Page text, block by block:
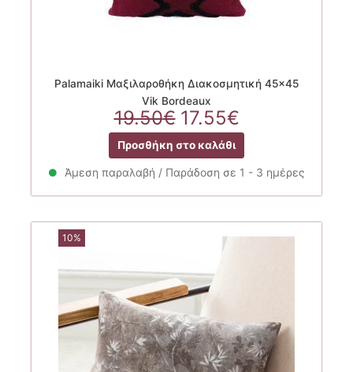
Palamaiki Μαξιλαροθήκη Διακοσμητική 45×45
Vik Bordeaux
19.50€ Original
price
was:
19.50€.
17.55€Η
τρέχουσα
τιμή
είναι:
17.55€.
Προσθήκη στο καλάθι
Άμεση παραλαβή / Παράδοση σε 1 - 3 ημέρες
10%